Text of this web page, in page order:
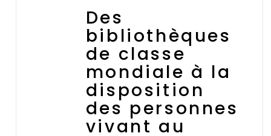
Des
bibliothèques
de classe
mondiale à la
disposition
des personnes
vivant au